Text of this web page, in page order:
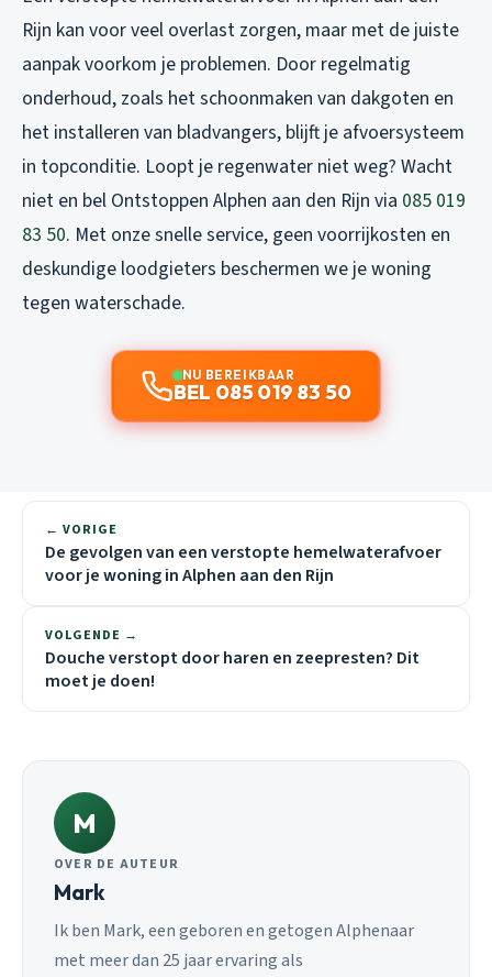
Rijn kan voor veel overlast zorgen, maar met de juiste
aanpak voorkom je problemen. Door regelmatig
onderhoud, zoals het schoonmaken van dakgoten en
het installeren van bladvangers, blijft je afvoersysteem
in topconditie. Loopt je regenwater niet weg? Wacht
niet en bel Ontstoppen Alphen aan den Rijn via 085 019
83 50. Met onze snelle service, geen voorrijkosten en
deskundige loodgieters beschermen we je woning
tegen waterschade.
NU BEREIKBAAR
BEL 085 019 83 50
← VORIGE
De gevolgen van een verstopte hemelwaterafvoer
voor je woning in Alphen aan den Rijn
VOLGENDE →
Douche verstopt door haren en zeepresten? Dit
moet je doen!
M
OVER DE AUTEUR
Mark
Ik ben Mark, een geboren en getogen Alphenaar
met meer dan 25 jaar ervaring als